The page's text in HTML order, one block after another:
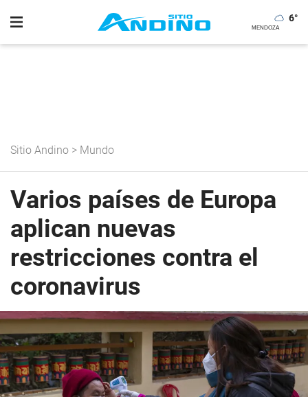
6°
Sitio Andino > Mundo
Varios países de Europa
aplican nuevas
restricciones contra el
coronavirus